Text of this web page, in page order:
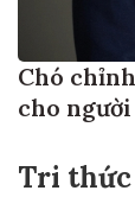
Chó
cho
Tri thức